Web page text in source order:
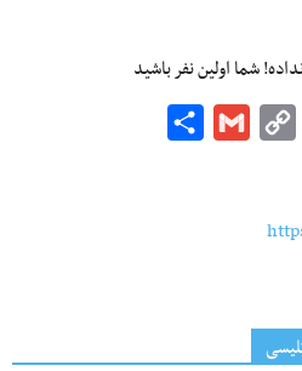
شما اولین نفر باشید
Balatarin
Copy
Gmail